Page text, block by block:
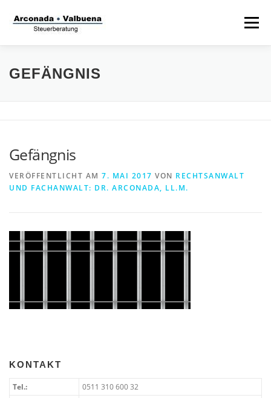
Inhalt
Menü
STARTSEITE STEUERANWALT
STIFTUNG
GEFÄNGNIS
Gefängnis
VERÖFFENTLICHT AM 7. MAI 2017 VON RECHTSANWALT
UND FACHANWALT: DR. ARCONADA, LL.M.
KONTAKT
Tel.:
0511 310 600 32